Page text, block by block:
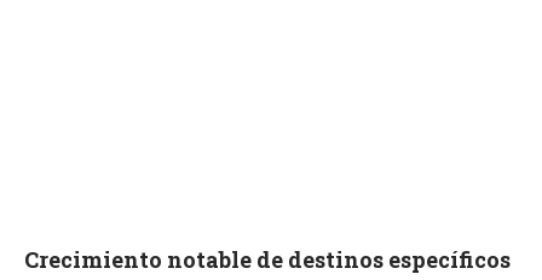
Crecimiento notable de destinos específicos